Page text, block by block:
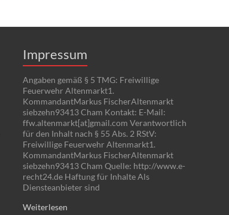
Impressum
Angaben gemäß § 5 TMG: Freiwillige
Feuerwehr Altenmarkt1.
KommandantMarkus FischerAltenmarkt
siebzehn93413 Cham Kontakt: E-Mail:
ffw.altenmarkt[at]gmail.com Verantwortlich
für den Inhalt nach § 55 Abs. 2 RStV:
Freiwillige Feuerwehr Altenmarkt1.
KommandantMarkus FischerAltenmarkt
siebzehn93413 Cham Quelle: http://www.e-
recht24.de Haftung für Inhalte Als
Diensteanbieter sind
Weiterlesen